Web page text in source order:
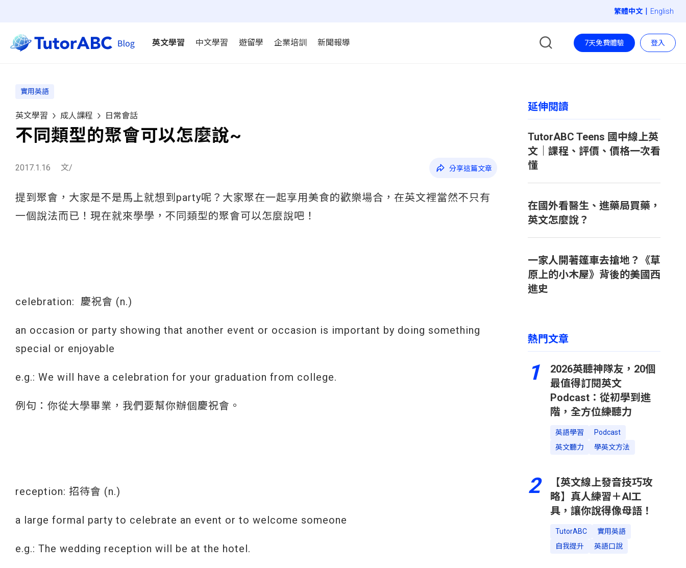
| English
英文學習 中文學習 遊留學 企業培訓 新聞報導 7天免費體驗 登入
實用英語
英文學習 成人課程 日常會話
不同類型的聚會可以怎麼說~
2017.1.16 文/ 分享這篇文章
提到聚會，大家是不是馬上就想到party呢？大家聚在一起享用美食的歡樂場合，在英文裡當然不只有
一個說法而已！現在就來學學，不同類型的聚會可以怎麼說吧！
celebration: 慶祝會 (n.)
an occasion or party showing that another event or occasion is important by doing something
special or enjoyable
e.g.: We will have a celebration for your graduation from college.
例句：你從大學畢業，我們要幫你辦個慶祝會。
reception: 招待會 (n.)
a large formal party to celebrate an event or to welcome someone
e.g.: The wedding reception will be at the hotel.
延伸閱讀
TutorABC Teens 國中線上英
文｜課程、評價、價格一次看
懂
在國外看醫生、進藥局買藥，
英文怎麼說？
一家人開著篷車去搶地？《草
原上的小木屋》背後的美國西
進史
熱門文章
1
2026英聽神隊友，20個
最值得訂閱英文
Podcast：從初學到進
階，全方位練聽力
英語學習
Podcast
英文聽力
學英文方法
2
【英文線上發音技巧攻
略】真人練習＋AI工
具，讓你說得像母語！
TutorABC
實用英語
自我提升
英語口說